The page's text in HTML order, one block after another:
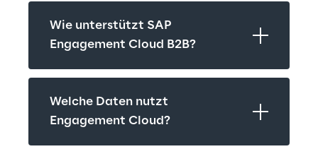
Wie unterstützt SAP
Engagement Cloud B2B?
Welche Daten nutzt
Engagement Cloud?